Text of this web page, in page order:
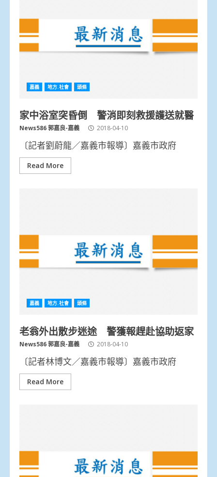
嘉義 地方.社會 頭條
家中浴室突昏倒 警消即刻救援護送就醫
News586 郭嘉良-嘉義 2018-04-10
〔記者劉蔚龍／嘉義市報導〕嘉義市政府
Read More
嘉義 地方.社會 頭條
老翁外出散步迷途 警獲報趕赴協助返家
News586 郭嘉良-嘉義 2018-04-10
〔記者林博文／嘉義市報導〕嘉義市政府
Read More